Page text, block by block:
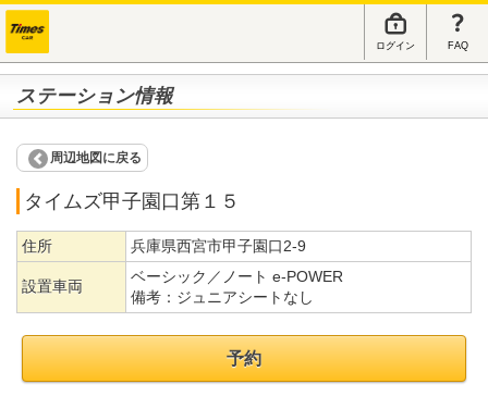
ログイン FAQ
ステーション情報
周辺地図に戻る
タイムズ甲子園口第１５
住所 兵庫県西宮市甲子園口2-9
設置車両
ベーシック／ノート e-POWER
備考： ジュニアシートなし
予約